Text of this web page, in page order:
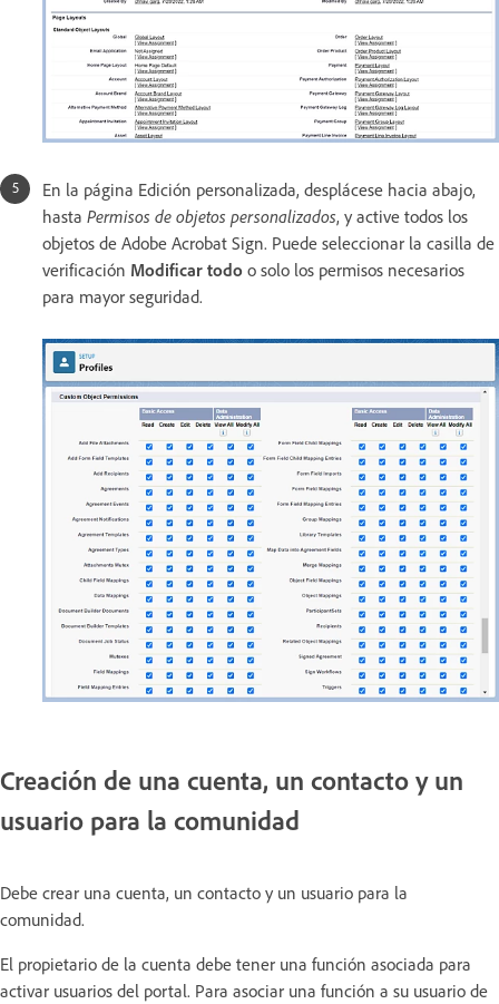
En la página Edición personalizada, desplácese hacia abajo,
hasta Permisos de objetos personalizados, y active todos los
objetos de Adobe Acrobat Sign. Puede seleccionar la casilla de
verificación Modificar todo o solo los permisos necesarios
para mayor seguridad.
Creación de una cuenta, un contacto y un
usuario para la comunidad
Debe crear una cuenta, un contacto y un usuario para la
comunidad.
El propietario de la cuenta debe tener una función asociada para
activar usuarios del portal. Para asociar una función a su usuario de